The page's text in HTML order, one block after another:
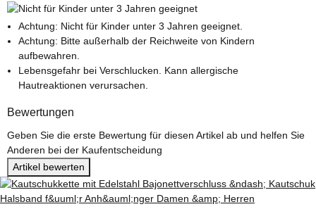
Achtung: Nicht für Kinder unter 3 Jahren geeignet.
Achtung: Bitte außerhalb der Reichweite von Kindern
aufbewahren.
Lebensgefahr bei Verschlucken. Kann allergische
Hautreaktionen verursachen.
Bewertungen
Geben Sie die erste Bewertung für diesen Artikel ab und helfen Sie
Anderen bei der Kaufentscheidung
Artikel bewerten